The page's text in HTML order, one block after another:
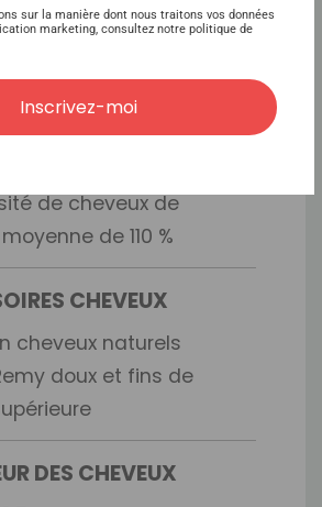
cm Temple à
: 11,5 cm
de cheveux de
de 110 %
CHEVEUX
cheveux naturels
doux et fins de
DES CHEVEUX
sur la manière dont nous traitons vos données
marketing, consultez notre politique de
Inscrivez-moi